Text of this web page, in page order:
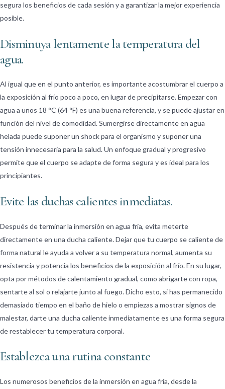
segura los beneficios de cada sesión y a garantizar la mejor experiencia
posible.
Disminuya lentamente la temperatura del
agua.
Al igual que en el punto anterior, es importante acostumbrar el cuerpo a
la exposición al frío poco a poco, en lugar de precipitarse. Empezar con
agua a unos 18 °C (64 °F) es una buena referencia, y se puede ajustar en
función del nivel de comodidad. Sumergirse directamente en agua
helada puede suponer un shock para el organismo y suponer una
tensión innecesaria para la salud. Un enfoque gradual y progresivo
permite que el cuerpo se adapte de forma segura y es ideal para los
principiantes.
Evite las duchas calientes inmediatas.
Después de terminar la inmersión en agua fría, evita meterte
directamente en una ducha caliente. Dejar que tu cuerpo se caliente de
forma natural le ayuda a volver a su temperatura normal, aumenta su
resistencia y potencia los beneficios de la exposición al frío. En su lugar,
opta por métodos de calentamiento gradual, como abrigarte con ropa,
sentarte al sol o relajarte junto al fuego. Dicho esto, si has permanecido
demasiado tiempo en el baño de hielo o empiezas a mostrar signos de
malestar, darte una ducha caliente inmediatamente es una forma segura
de restablecer tu temperatura corporal.
Establezca una rutina constante
Los numerosos beneficios de la inmersión en agua fría, desde la